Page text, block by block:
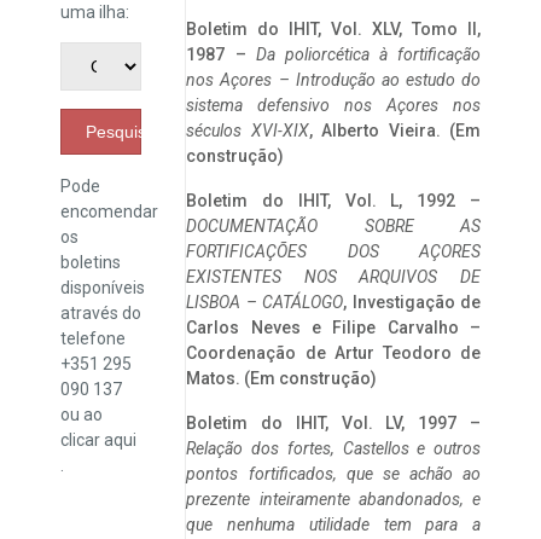
uma ilha:
Pesquisar
Pode
encomendar
os
boletins
disponíveis
através do
telefone
+351 295
090 137
ou ao
clicaraqui
Boletim do IHIT, Vol. XLV, Tomo II,
1987 – Da poliorcética à fortificação
nos Açores – Introdução ao estudo do
sistema defensivo nos Açores nos
séculos XVI-XIX, Alberto Vieira. (Em
construção)
Boletim do IHIT, Vol. L, 1992 –
DOCUMENTAÇÃO SOBRE AS
FORTIFICAÇÕES DOS AÇORES
EXISTENTES NOS ARQUIVOS DE
LISBOA – CATÁLOGO, Investigação de
Carlos Neves e Filipe Carvalho –
Coordenação de Artur Teodoro de
Matos. (Em construção)
Boletim do IHIT, Vol. LV, 1997 –
Relação dos fortes, Castellos e outros
pontos fortificados, que se achão ao
prezente inteiramente abandonados, e
que nenhuma utilidade tem para a